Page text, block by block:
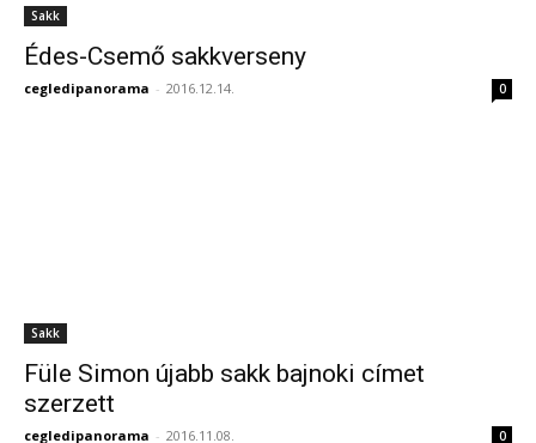
Sakk
Édes-Csemő sakkverseny
cegledipanorama - 2016.12.14. 0
Sakk
Füle Simon újabb sakk bajnoki címet
szerzett
cegledipanorama - 2016.11.08. 0